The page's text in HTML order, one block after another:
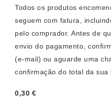
Todos os produtos
seguem com fatura,
pelo comprador. Antes de
envio do pagamento,
(e-mail) ou aguarde uma
confirmação do total da sua
0,30 €